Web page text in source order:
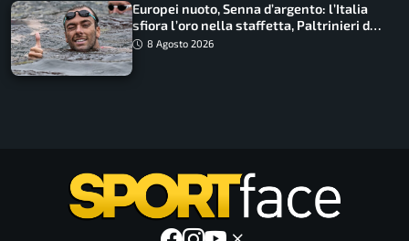
Europei nuoto, Senna d’argento: l’Italia
sfiora l’oro nella staffetta, Paltrinieri da
urlo, il bilancio azzurro
8 Agosto 2026